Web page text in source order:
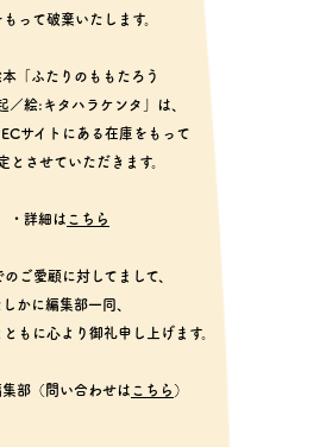
って破棄いたします。
本「ふたりのももたろう
／絵:キタハラケンタ」は、
サイトにある在庫をもって
とさせていただきます。
・詳細は こちら
のご愛顧に対してまして、
しかに編集部一同、
もに心より御礼申し上げます。
集部（問い合わせは こちら ）